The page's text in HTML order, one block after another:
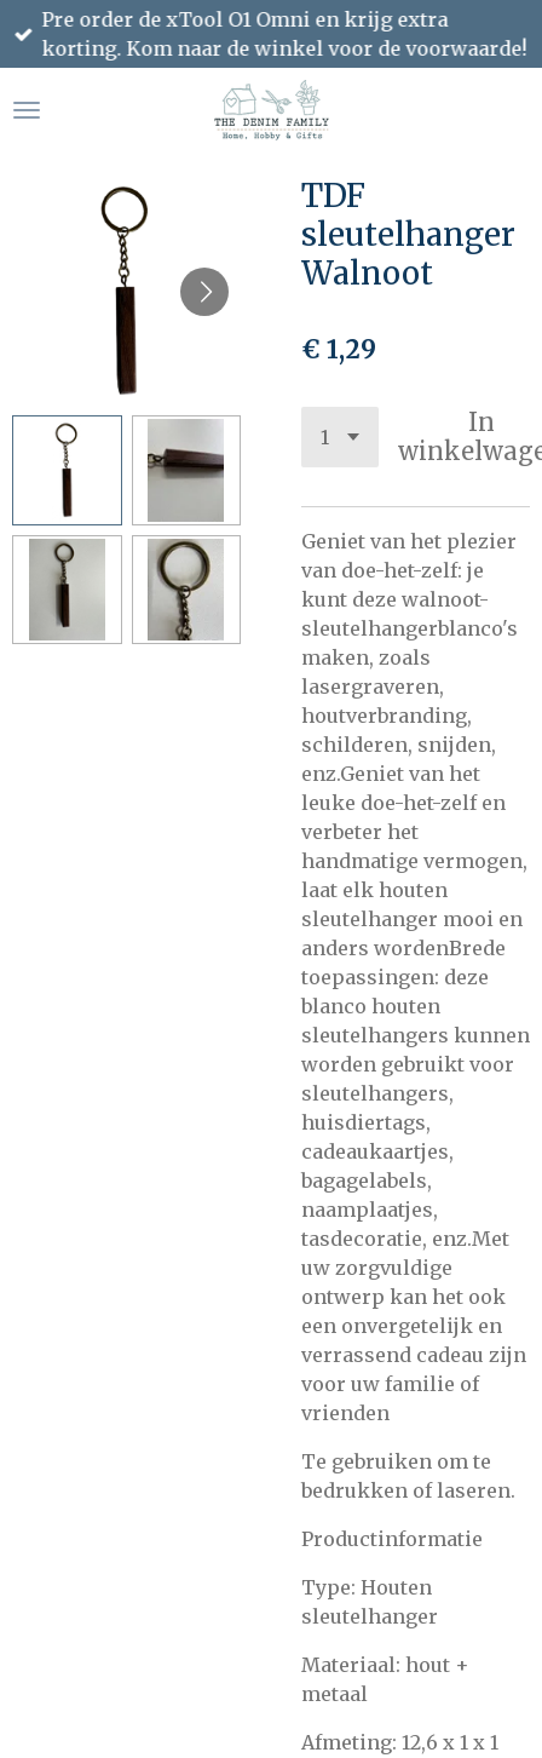
Ga
direct
de
Pre order de xTool O1 Omni en krijg extra
korting. Kom naar de winkel voor de voorwaarde!
TDF
sleutelhanger
Walnoot
€ 1,29
In
Geniet van het plezier
van doe-het-zelf: je
kunt deze walnoot-
sleutelhangerblanco's
maken, zoals
lasergraveren,
houtverbranding,
schilderen, snijden,
enz.Geniet van het
leuke doe-het-zelf en
verbeter het
handmatige vermogen,
laat elk houten
sleutelhanger mooi en
anders wordenBrede
toepassingen: deze
blanco houten
sleutelhangers kunnen
worden gebruikt voor
sleutelhangers,
huisdiertags,
cadeaukaartjes,
bagagelabels,
naamplaatjes,
tasdecoratie, enz.Met
uw zorgvuldige
ontwerp kan het ook
een onvergetelijk en
verrassend cadeau zijn
voor uw familie of
vrienden
Te gebruiken om te
bedrukken of laseren.
Productinformatie
Type: Houten
sleutelhanger
Materiaal: hout +
metaal
Afmeting: 12,6 x 1 x 1